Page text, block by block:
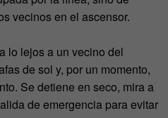
vecinos en el ascensor.
lo lejos a un vecino del
de sol y, por un momento,
Se detiene en seco, mira a
de emergencia para evitar